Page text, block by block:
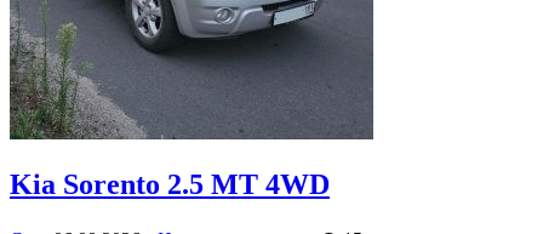
Kia Sorento 2.5 MT 4WD